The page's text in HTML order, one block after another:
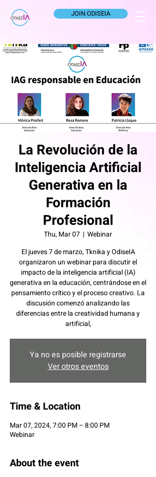
JOIN ODISEIA
La Revolución de la
Inteligencia Artificial
Generativa en la
Formación
Profesional
Thu, Mar 07
  |
Webinar
El jueves 7 de marzo, Tknika y OdiseIA
organizaron un webinar para discutir el
impacto de la inteligencia artificial (IA)
generativa en la educación, centrándose en el
pensamiento crítico y el proceso creativo. La
discusión comenzó analizando las
diferencias entre la creatividad humana y
artificial,
Ya no es posible registrarse
Ver otros eventos
Time & Location
Mar 07, 2024, 7:00 PM – 8:00 PM
Webinar
About the event